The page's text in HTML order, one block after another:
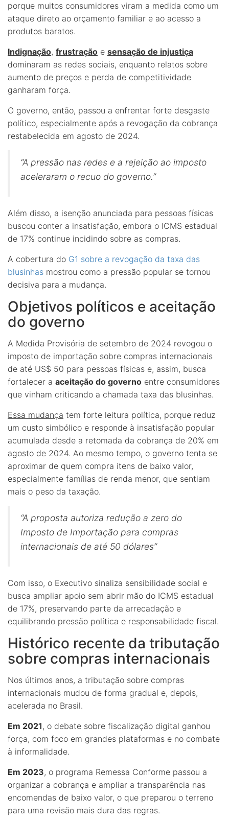
porque muitos consumidores viram a medida como um
ataque direto ao orçamento familiar e ao acesso a
produtos baratos.
Indignação, frustração e sensação de injustiça
dominaram as redes sociais, enquanto relatos sobre
aumento de preços e perda de competitividade
ganharam força.
O governo, então, passou a enfrentar forte desgaste
político, especialmente após a revogação da cobrança
restabelecida em agosto de 2024.
“A pressão nas redes e a rejeição ao imposto
aceleraram o recuo do governo.”
Além disso, a isenção anunciada para pessoas físicas
buscou conter a insatisfação, embora o ICMS estadual
de 17% continue incidindo sobre as compras.
A cobertura do G1 sobre a revogação da taxa das
blusinhas mostrou como a pressão popular se tornou
decisiva para a mudança.
Objetivos políticos e aceitação
do governo
A Medida Provisória de setembro de 2024 revogou o
imposto de importação sobre compras internacionais
de até US$ 50 para pessoas físicas e, assim, busca
fortalecer a aceitação do governo entre consumidores
que vinham criticando a chamada taxa das blusinhas.
Essa mudança tem forte leitura política, porque reduz
um custo simbólico e responde à insatisfação popular
acumulada desde a retomada da cobrança de 20% em
agosto de 2024. Ao mesmo tempo, o governo tenta se
aproximar de quem compra itens de baixo valor,
especialmente famílias de renda menor, que sentiam
mais o peso da taxação.
“A proposta autoriza redução a zero do
Imposto de Importação para compras
internacionais de até 50 dólares”
Com isso, o Executivo sinaliza sensibilidade social e
busca ampliar apoio sem abrir mão do ICMS estadual
de 17%, preservando parte da arrecadação e
equilibrando pressão política e responsabilidade fiscal.
Histórico recente da tributação
sobre compras internacionais
Nos últimos anos, a tributação sobre compras
internacionais mudou de forma gradual e, depois,
acelerada no Brasil.
Em 2021 , o debate sobre fiscalização digital ganhou
força, com foco em grandes plataformas e no combate
à informalidade.
Em 2023, o programa Remessa Conforme passou a
organizar a cobrança e ampliar a transparência nas
encomendas de baixo valor, o que preparou o terreno
para uma revisão mais dura das regras.